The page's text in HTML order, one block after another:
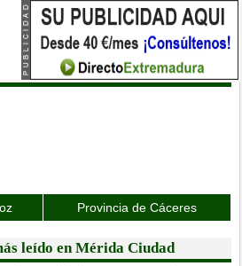
Provincia de Cáceres
leído en Mérida Ciudad